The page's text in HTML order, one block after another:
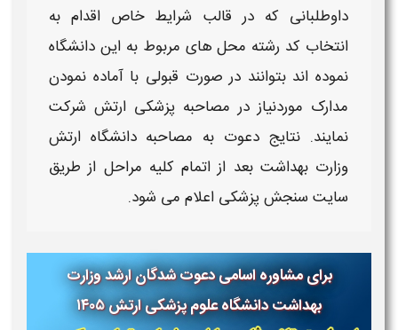
داوطلبانی که در قالب شرایط خاص اقدام به
انتخاب کد رشته محل های مربوط به این دانشگاه
نموده اند بتوانند در صورت قبولی با آماده نمودن
مدارک موردنیاز درمصاحبه پزشکی ارتش شرکت
نمایند. نتایجدعوت به مصاحبه دانشگاه ارتش
وزارت بهداشتبعد از اتمام کلیه مراحل از طریق
سایت سنجشپزشکی اعلام می شود.
برای مشاوره اسامی دعوت شدگان ارشد وزارت
بهداشت دانشگاه علوم پزشکی ارتش۱۴۰۵